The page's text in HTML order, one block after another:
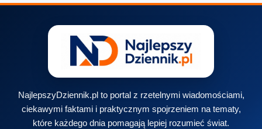
NajlepszyDziennik.pl to portal z rzetelnymi wiadomościami,
ciekawymi faktami i praktycznym spojrzeniem na tematy,
które każdego dnia pomagają lepiej rozumieć świat.